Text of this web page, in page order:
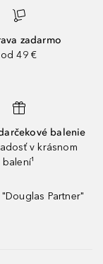
zadarmo
od 49 €
balenie
v krásnom
balení¹
Partner"